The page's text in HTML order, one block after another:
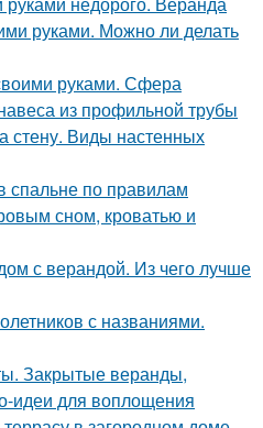
руками. Можно ли делать
руками. Сфера
из профильной трубы
стену. Виды настенных
спальне по правилам
сном, кроватью и
с верандой. Из чего лучше
с названиями.
Закрытые веранды,
идеи для воплощения